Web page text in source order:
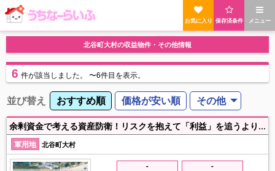
メニュー
保存済条件
お気に入り
北谷町大村の収益物件・その他情報
6 件が該当しました。 〜6件目を表示。
並び替え おすすめ順 価格が安い順 その他
余剰資金で考える資産防衛！リスクを抱えて「利益」を追うよりも、「毀損させない」選択で、資産を堅実に育みたいなら、軍用地投資を検討することも良いと思います。軍用地への投資は、不動産投資の4大不安要素（1.空室リスク 2.金利上昇リスク 3.修繕・災害リスク 4.家賃下落・資産価値低下）に左右されない、ストレスフリーな不動産投資！すぐに高い利益をつくることはできませんが、手間やストレスをかけずに確実に借地料が入る安心感を求めたい方におススメです！
軍用地 北谷町大村
- -